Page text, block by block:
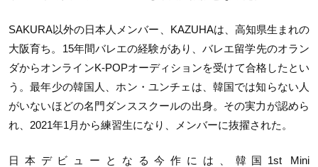
SAKURA以外の日本人メンバー、KAZUHAは、高知県生まれの
大阪育ち。15年間バレエの経験があり、バレエ留学先のオラン
ダからオンラインK-POPオーディションを受けて合格したとい
う。最年少の韓国人、ホン・ユンチェは、韓国では知らない人
がいないほどの名門ダンススクールの出身。その実力が認めら
れ、2021年1月から練習生になり、メンバーに抜擢された。
日本デビューとなる今作には、韓国1st Mini